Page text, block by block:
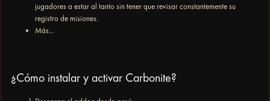
jugadores a estar al tanto sin tener que revisar constantemente su
registro de misiones.
Más...
¿Cómo instalar y activar Carbonite?